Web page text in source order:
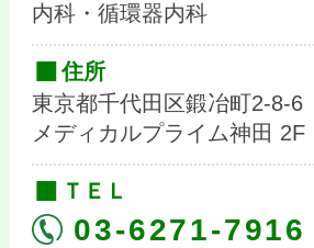
内科・循環器内科
住所
東京都千代田区鍛冶町2-8-6
メディカルプライム神田 2F
ＴＥＬ
03-6271-7916